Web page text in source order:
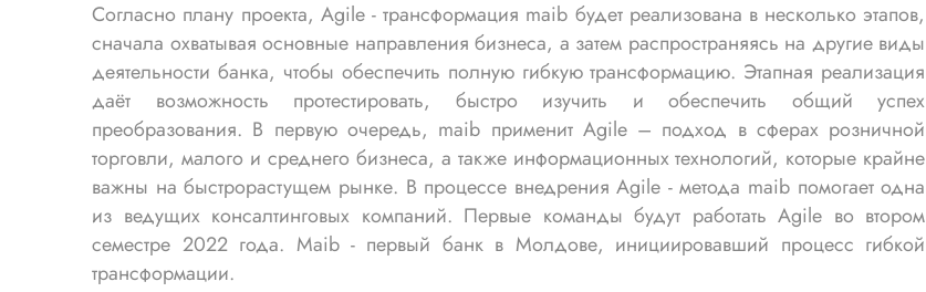
Согласно плану проекта, Agile - трансформация maib будет реализована в несколько этапов,
сначала охватывая основные направления бизнеса, а затем распространяясь на другие виды
деятельности банка, чтобы обеспечить полную гибкую трансформацию. Этапная реализация
даёт возможность протестировать, быстро изучить и обеспечить общий успех
преобразования. В первую очередь, maib применит Agile – подход в сферах розничной
торговли, малого и среднего бизнеса, а также информационных технологий, которые крайне
важны на быстрорастущем рынке. В процессе внедрения Agile - метода maib помогает одна
из ведущих консалтинговых компаний. Первые команды будут работать Agile во втором
cеместре 2022 года. Maib - первый банк в Молдове, инициировавший процесс гибкой
трансформации.